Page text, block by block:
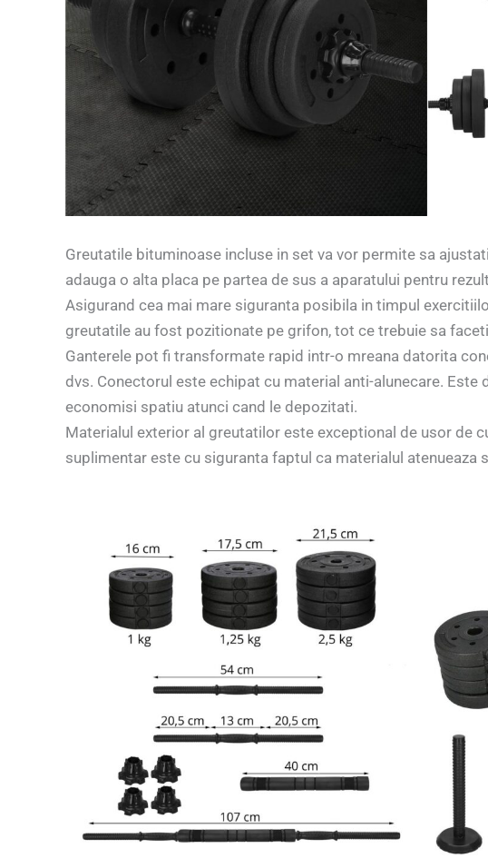
Greutatile bituminoase incluse in set va vor permite sa
adauga o alta placa pe partea de sus a aparatului pentru
Asigurand cea mai mare siguranta posibila in timpul
greutatile au fost pozitionate pe grifon, tot ce trebuie sa
Ganterele pot fi transformate rapid intr-o mreana datorita
dvs. Conectorul este echipat cu material anti-alunecare.
economisi spatiu atunci cand le depozitati.
Materialul exterior al greutatilor este exceptional de usor de
suplimentar este cu siguranta faptul ca materialul